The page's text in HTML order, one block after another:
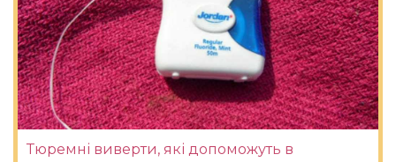
Тюремні виверти, які допоможуть в